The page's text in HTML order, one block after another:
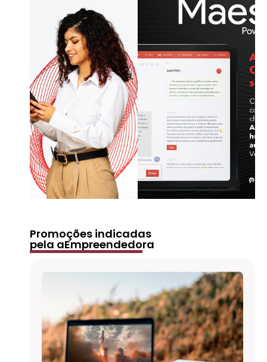
Promoções indicadas
pela aEmpreendedora